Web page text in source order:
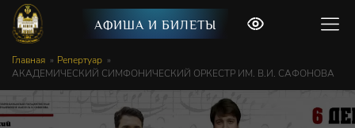
АФИША И БИЛЕТЫ
Главная
Репертуар
АКАДЕМИЧЕСКИЙ СИМФОНИЧЕСКИЙ ОРКЕСТР ИМ. В.И. САФОНОВА